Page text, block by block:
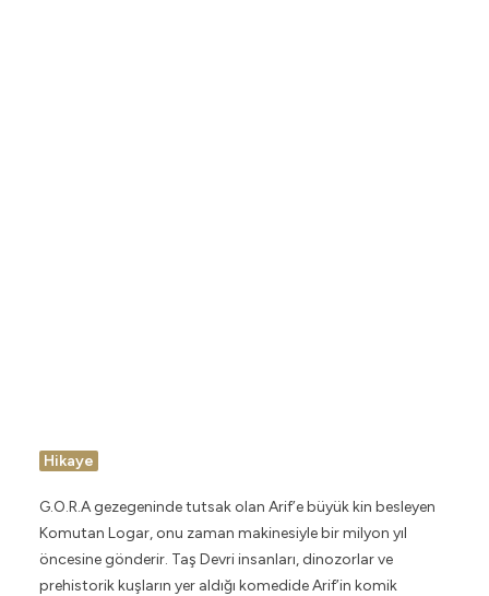
Hikaye
G.O.R.A gezegeninde tutsak olan Arif’e büyük kin besleyen
Komutan Logar, onu zaman makinesiyle bir milyon yıl
öncesine gönderir. Taş Devri insanları, dinozorlar ve
prehistorik kuşların yer aldığı komedide Arif’in komik